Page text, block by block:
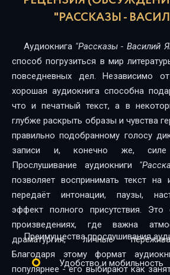
В орлином гнезде старца горы. Глава 5
Три счастливейших дня Бухары
Что лучше?
Скоморошья потеха
"РАССКАЗЫ -
Аудиокнига "Рассказы - Василий
способ погрузиться в мир
повседневных дел. Независимо
хорошая аудиокнига способна
что и печатный текст, а в
глубже раскрыть образы и чувства
правильно подобранному голосу
записи и, конечно же, силе
Прослушивание аудиокниги
позволяет воспринимать текст на
передаёт интонации, паузы,
эффект полного присутствия.
произведениях, где важна
драматургия, личные
Благодаря этому формат
популярнее - его выбирают как
Преимущества прослушивания
Удобство и мобильность